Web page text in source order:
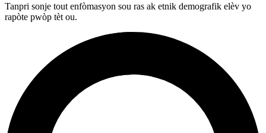
Tanpri sonje tout enfòmasyon sou ras ak etnik demografik elèv yo
rapòte pwòp tèt ou.